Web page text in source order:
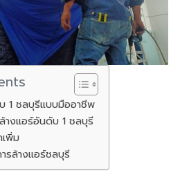
1 ชลบุรีแบบมืออาชีพ
างแอร์อันดับ 1 ชลบุรี
พิ่ม
รล้างแอร์ชลบุรี